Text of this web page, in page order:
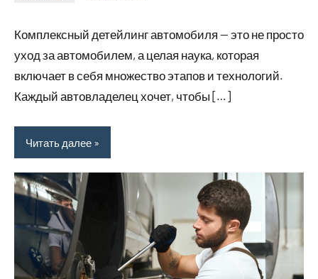
Комплексный детейлинг автомобиля — это не просто
уход за автомобилем, а целая наука, которая
включает в себя множество этапов и технологий.
Каждый автовладелец хочет, чтобы […]
Читать далее